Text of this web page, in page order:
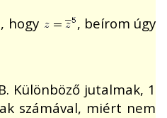
hogy
, beírom úgy
Különböző jutalmak, 1
számával, miért nem